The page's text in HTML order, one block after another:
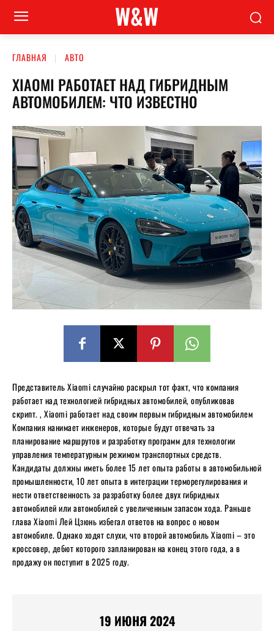
W&W
ГЛАВНАЯ АВТО
XIAOMI РАБОТАЕТ НАД ГИБРИДНЫМ
АВТОМОБИЛЕМ: ЧТО ИЗВЕСТНО
Представитель Xiaomi случайно раскрыл тот факт, что компания
работает над технологией гибридных автомобилей, опубликовав
скрипт. , Xiaomi работает над своим первым гибридным автомобилем
Компания нанимает инженеров, которые будут отвечать за
планирование маршрутов и разработку программ для технологии
управления температурным режимом транспортных средств.
Кандидаты должны иметь более 15 лет опыта работы в автомобильной
промышленности, 10 лет опыта в интеграции терморегулирования и
нести ответственность за разработку более двух гибридных
автомобилей или автомобилей с увеличенным запасом хода. Раньше
глава Xiaomi Лей Цзюнь избегал ответов на вопрос о новом
автомобиле. Однако ходят слухи, что второй автомобиль Xiaomi – это
кроссовер, дебют которого запланирован на конец этого года, а в
продажу он поступит в 2025 году.
19 ИЮНЯ 2024